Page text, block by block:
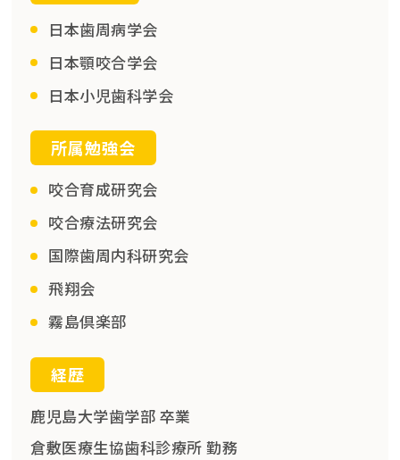
日本歯周病学会
日本顎咬合学会
日本小児歯科学会
所属勉強会
咬合育成研究会
咬合療法研究会
国際歯周内科研究会
飛翔会
霧島倶楽部
経歴
鹿児島大学歯学部 卒業
倉敷医療生協歯科診療所 勤務